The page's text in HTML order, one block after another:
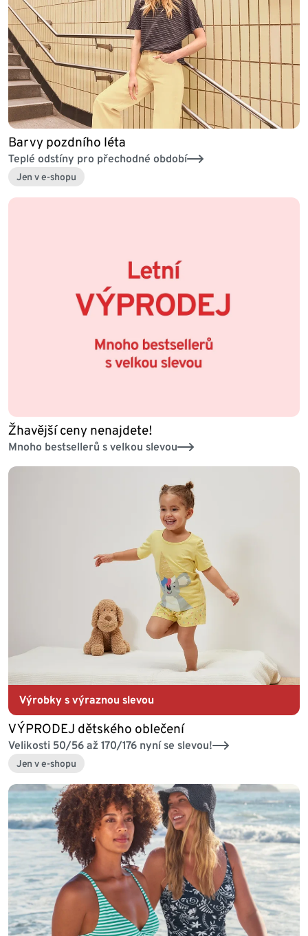
Barvy pozdního léta
Teplé odstíny pro přechodné období
Jen v e-shopu
Žhavější ceny nenajdete!
Mnoho bestsellerů s velkou slevou
Výrobky s výraznou slevou
VÝPRODEJ dětského oblečení
Velikosti 50/56 až 170/176 nyní se slevou!
Jen v e-shopu